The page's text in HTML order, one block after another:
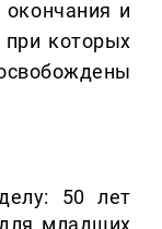
и
при которых
50 лет
младших